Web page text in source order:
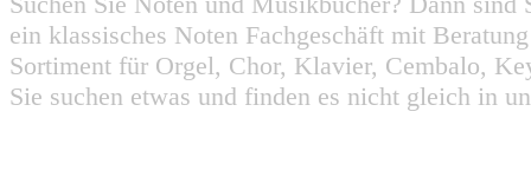
ein klassisches Noten Fachgeschäft mit
Sortiment für Orgel, Chor, Klavier, Cembalo,
Sie suchen etwas und finden es nicht gleich in